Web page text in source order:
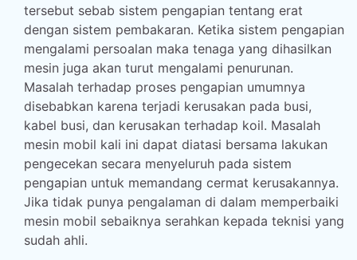
tersebut sebab sistem pengapian tentang erat
dengan sistem pembakaran. Ketika sistem pengapian
mengalami persoalan maka tenaga yang dihasilkan
mesin juga akan turut mengalami penurunan.
Masalah terhadap proses pengapian umumnya
disebabkan karena terjadi kerusakan pada busi,
kabel busi, dan kerusakan terhadap koil. Masalah
mesin mobil kali ini dapat diatasi bersama lakukan
pengecekan secara menyeluruh pada sistem
pengapian untuk memandang cermat kerusakannya.
Jika tidak punya pengalaman di dalam memperbaiki
mesin mobil sebaiknya serahkan kepada teknisi yang
sudah ahli.